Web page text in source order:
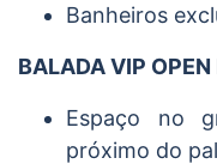
Banheiros
BALADA VIP OPEN
Espaço no
próximo do